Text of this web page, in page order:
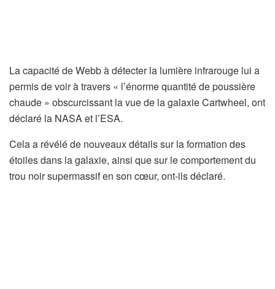
La capacité de Webb à détecter la lumière infrarouge lui a
permis de voir à travers « l’énorme quantité de poussière
chaude » obscurcissant la vue de la galaxie Cartwheel, ont
déclaré la NASA et l’ESA.
Cela a révélé de nouveaux détails sur la formation des
étoiles dans la galaxie, ainsi que sur le comportement du
trou noir supermassif en son cœur, ont-ils déclaré.